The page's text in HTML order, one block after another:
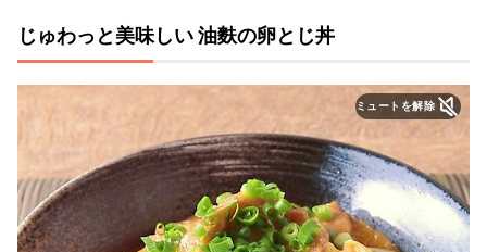
じゅわっと美味しい 油麩の卵とじ丼
ミュートを解除